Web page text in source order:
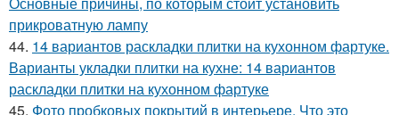
прикроватную лампу
44. 14 вариантов раскладки плитки на кухонном фартуке.
Варианты укладки плитки на кухне: 14 вариантов
раскладки плитки на кухонном фартуке
45. Фото пробковых покрытий в интерьере. Что это